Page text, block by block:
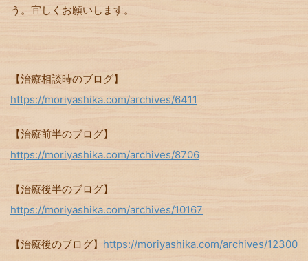
う。宜しくお願いします。
【治療相談時のブログ】
https://moriyashika.com/archives/6411
【治療前半のブログ】
https://moriyashika.com/archives/8706
【治療後半のブログ】
https://moriyashika.com/archives/10167
【治療後のブログ】 https://moriyashika.com/archives/12300